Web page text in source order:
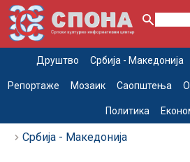
Друштво Србија - Македонија
Репортаже Мозаик Саопштења
Политика
Србија - Македонија